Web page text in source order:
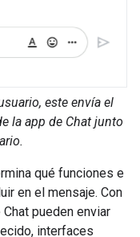
este envía el
la app de Chat junto
qué funciones e
en el mensaje. Con
pueden enviar
interfaces